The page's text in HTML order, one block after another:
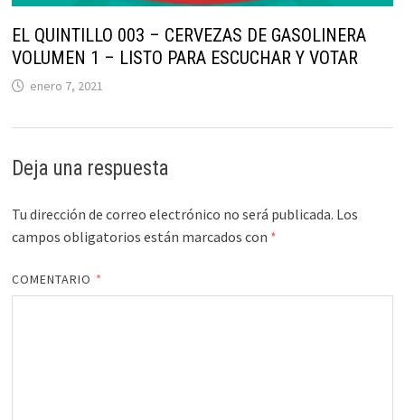
EL QUINTILLO 003 – CERVEZAS DE GASOLINERA
VOLUMEN 1 – LISTO PARA ESCUCHAR Y VOTAR
enero 7, 2021
Deja una respuesta
Tu dirección de correo electrónico no será publicada. Los
campos obligatorios están marcados con *
COMENTARIO *